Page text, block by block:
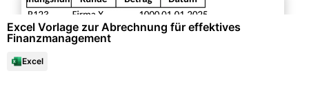
Excel Vorlage zur Abrechnung für effektives
Finanzmanagement
Excel